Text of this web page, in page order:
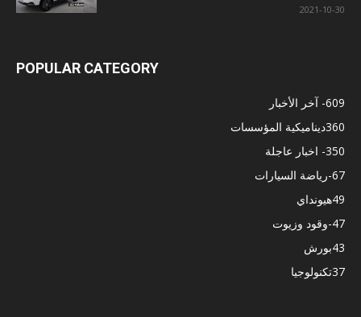
2021-10-30
POPULAR CATEGORY
- آخر الأخبار609
ديناميكية المؤسسات360
- اخبار عاجلة350
-رياضة السيارات67
هيونداي49
-وقود وزيوت47
بورش43
تكنولوجيا37